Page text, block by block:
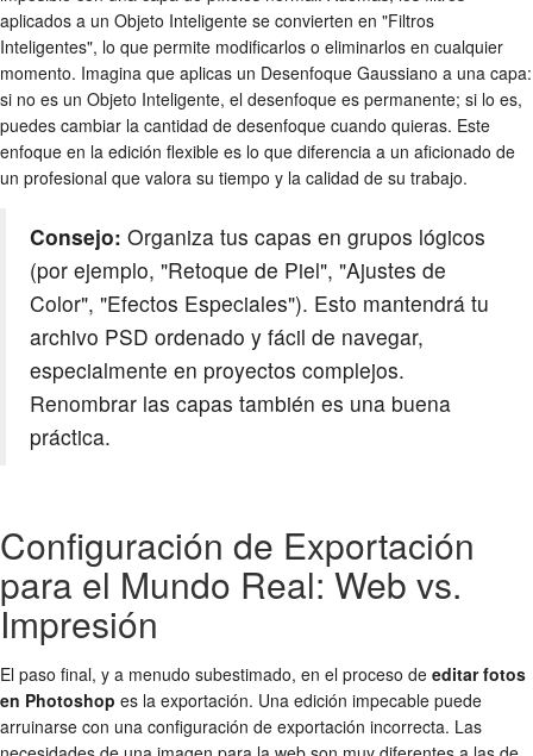
aplicados a un Objeto Inteligente se convierten en "Filtros
Inteligentes", lo que permite modificarlos o eliminarlos en cualquier
momento. Imagina que aplicas un Desenfoque Gaussiano a una capa:
si no es un Objeto Inteligente, el desenfoque es permanente; si lo es,
puedes cambiar la cantidad de desenfoque cuando quieras. Este
enfoque en la edición flexible es lo que diferencia a un aficionado de
un profesional que valora su tiempo y la calidad de su trabajo.
Consejo: Organiza tus capas en grupos lógicos
(por ejemplo, "Retoque de Piel", "Ajustes de
Color", "Efectos Especiales"). Esto mantendrá tu
archivo PSD ordenado y fácil de navegar,
especialmente en proyectos complejos.
Renombrar las capas también es una buena
práctica.
Configuración de Exportación
para el Mundo Real: Web vs.
Impresión
El paso final, y a menudo subestimado, en el proceso de editar fotos
en Photoshop es la exportación. Una edición impecable puede
arruinarse con una configuración de exportación incorrecta. Las